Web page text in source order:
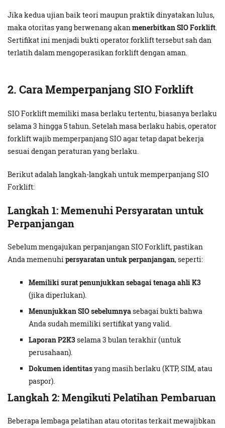
Jika kedua ujian baik teori maupun praktik dinyatakan lulus,
maka otoritas yang berwenang akanmenerbitkan SIO Forklift.
Sertifikat ini menjadi bukti operator forklift tersebut sah dan
terlatih dalam mengoperasikan forklift dengan aman.
2. Cara Memperpanjang SIO Forklift
SIO Forklift memiliki masa berlaku tertentu, biasanya berlaku
selama 3 hingga 5 tahun. Setelah masa berlaku habis, operator
forklift wajib memperpanjang SIO agar tetap dapat bekerja
sesuai dengan peraturan yang berlaku.
Berikut adalah langkah-langkah untuk memperpanjang SIO
Forklift:
Langkah 1: Memenuhi Persyaratan untuk
Perpanjangan
Sebelum mengajukan perpanjangan SIO Forklift, pastikan
Anda memenuhipersyaratan untuk perpanjangan, seperti:
Memiliki surat penunjukkan sebagai tenaga ahli K3
(jika diperlukan).
Menunjukkan SIO sebelumnyasebagai bukti bahwa
Anda sudah memiliki sertifikat yang valid.
Laporan P2K3selama 3 bulan terakhir (untuk
perusahaan).
Dokumen identitasyang masih berlaku (KTP, SIM, atau
paspor).
Langkah 2: Mengikuti Pelatihan Pembaruan
Beberapa lembaga pelatihan atau otoritas terkait mewajibkan